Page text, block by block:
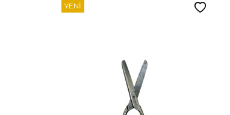
YENI